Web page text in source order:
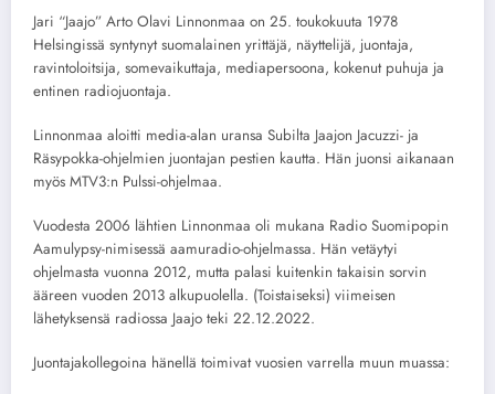
Jari “Jaajo” Arto Olavi Linnonmaa on 25. toukokuuta 1978
Helsingissä syntynyt suomalainen yrittäjä, näyttelijä, juontaja,
ravintoloitsija, somevaikuttaja, mediapersoona, kokenut puhuja ja
entinen radiojuontaja.
Linnonmaa aloitti media-alan uransa Subilta Jaajon Jacuzzi- ja
Räsypokka-ohjelmien juontajan pestien kautta. Hän juonsi aikanaan
myös MTV3:n Pulssi-ohjelmaa.
Vuodesta 2006 lähtien Linnonmaa oli mukana Radio Suomipopin
Aamulypsy-nimisessä aamuradio-ohjelmassa. Hän vetäytyi
ohjelmasta vuonna 2012, mutta palasi kuitenkin takaisin sorvin
ääreen vuoden 2013 alkupuolella. (Toistaiseksi) viimeisen
lähetyksensä radiossa Jaajo teki 22.12.2022.
Juontajakollegoina hänellä toimivat vuosien varrella muun muassa: